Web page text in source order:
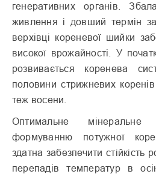
генеративних органів.
живлення і довший термін
верхівці кореневої шийки
високої врожайності. У
розвивається коренева
половини стриж­невих
теж восени.
Оптимальне
формуванню потужної
здатна забез­печити стійкість
перепадів температур в